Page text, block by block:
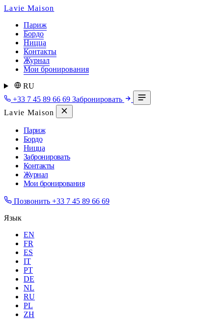
Lavie Maison
Париж
Бордо
Ницца
Контакты
Журнал
Мои бронирования
RU
+33 7 45 89 66 69 Забронировать
Lavie Maison
Париж
Бордо
Ницца
Забронировать
Контакты
Журнал
Мои бронирования
Позвонить +33 7 45 89 66 69
Язык
EN
FR
ES
IT
PT
DE
NL
RU
PL
ZH
Все
Гостей 2 гостей